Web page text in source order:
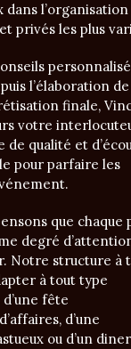
l’organisation
privés les plus
l’élaboration de
finale,
votre
qualité et
pour parfaire les
que chaque
degré
Notre structure à
à tout type
d’une fête
d’une
ou d’un diner